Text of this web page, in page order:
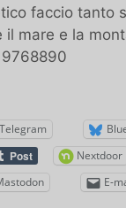
faccio tanto
il mare e la
Telegram
Nextdoor
E-